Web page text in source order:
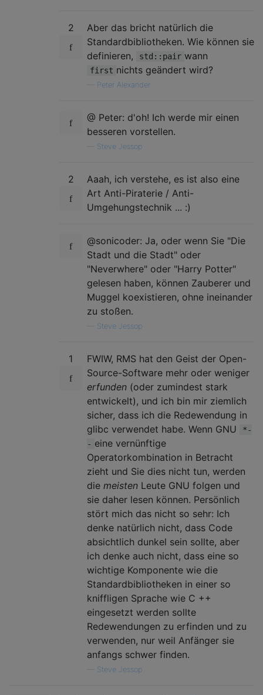
2
Aber das bricht natürlich die
Standardbibliotheken. Wie können sie
definieren,
std::pair wann
first nichts geändert wird?
Peter Alexander
@ Peter: d'oh! Ich werde mir einen
besseren vorstellen.
Steve Jessop
2
Aaah, ich verstehe, es ist also eine
Art Anti-Piraterie / Anti-
Umgehungstechnik ... :)
@sonicoder: Ja, oder wenn Sie "Die
Stadt und die Stadt" oder
"Neverwhere" oder "Harry Potter"
gelesen haben, können Zauberer und
Muggel koexistieren, ohne ineinander
zu stoßen.
Steve Jessop
1
FWIW, RMS hat den Geist der Open-
Source-Software mehr oder weniger
erfunden (oder zumindest stark
entwickelt), und ich bin mir ziemlich
sicher, dass ich die Redewendung in
glibc verwendet habe. Wenn GNU
*-
- eine vernünftige
Operatorkombination in Betracht
zieht und Sie dies nicht tun, werden
die meisten Leute GNU folgen und
sie daher lesen können. Persönlich
stört mich das nicht so sehr: Ich
denke natürlich nicht, dass Code
absichtlich dunkel sein sollte, aber
ich denke auch nicht, dass eine so
wichtige Komponente wie die
Standardbibliotheken in einer so
kniffligen Sprache wie C ++
eingesetzt werden sollte
Redewendungen zu erfinden und zu
verwenden, nur weil Anfänger sie
anfangs schwer finden.
Steve Jessop